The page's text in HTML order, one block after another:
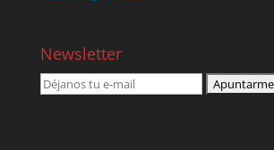
Newsletter